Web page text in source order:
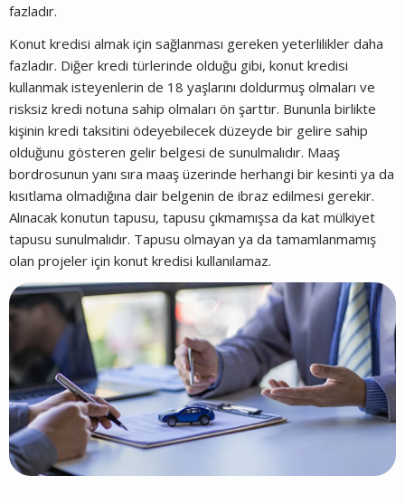
fazladır.
Konut kredisi almak için sağlanması gereken yeterlilikler daha
fazladır. Diğer kredi türlerinde olduğu gibi, konut kredisi
kullanmak isteyenlerin de 18 yaşlarını doldurmuş olmaları ve
risksiz kredi notuna sahip olmaları ön şarttır. Bununla birlikte
kişinin kredi taksitini ödeyebilecek düzeyde bir gelire sahip
olduğunu gösteren gelir belgesi de sunulmalıdır. Maaş
bordrosunun yanı sıra maaş üzerinde herhangi bir kesinti ya da
kısıtlama olmadığına dair belgenin de ibraz edilmesi gerekir.
Alınacak konutun tapusu, tapusu çıkmamışsa da kat mülkiyet
tapusu sunulmalıdır. Tapusu olmayan ya da tamamlanmamış
olan projeler için konut kredisi kullanılamaz.